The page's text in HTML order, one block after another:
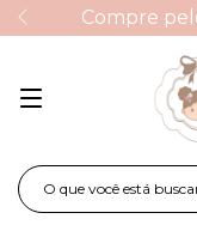
Compre